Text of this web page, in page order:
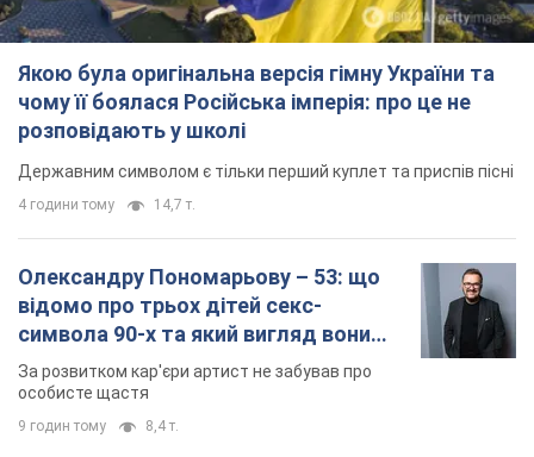
Якою була оригінальна версія гімну України та
чому її боялася Російська імперія: про це не
розповідають у школі
Державним символом є тільки перший куплет та приспів пісні
4 години тому 14,7 т.
Олександру Пономарьову – 53: що
відомо про трьох дітей секс-
символа 90-х та який вигляд вони
мають
За розвитком кар'єри артист не забував про
особисте щастя
9 годин тому 8,4 т.